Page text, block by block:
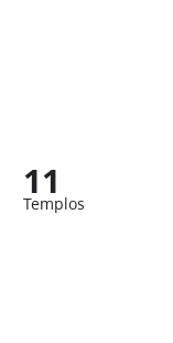
11
Templos